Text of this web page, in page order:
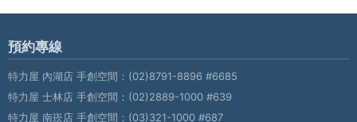
預約專線
特力屋 內湖店 手創空間： (02)8791-8896 #6685
特力屋 士林店 手創空間： (02)2889-1000 #639
特力屋 南崁店 手創空間： (03)321-1000 #687